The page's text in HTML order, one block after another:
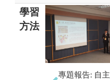
學習
方法
專題報告: 自主